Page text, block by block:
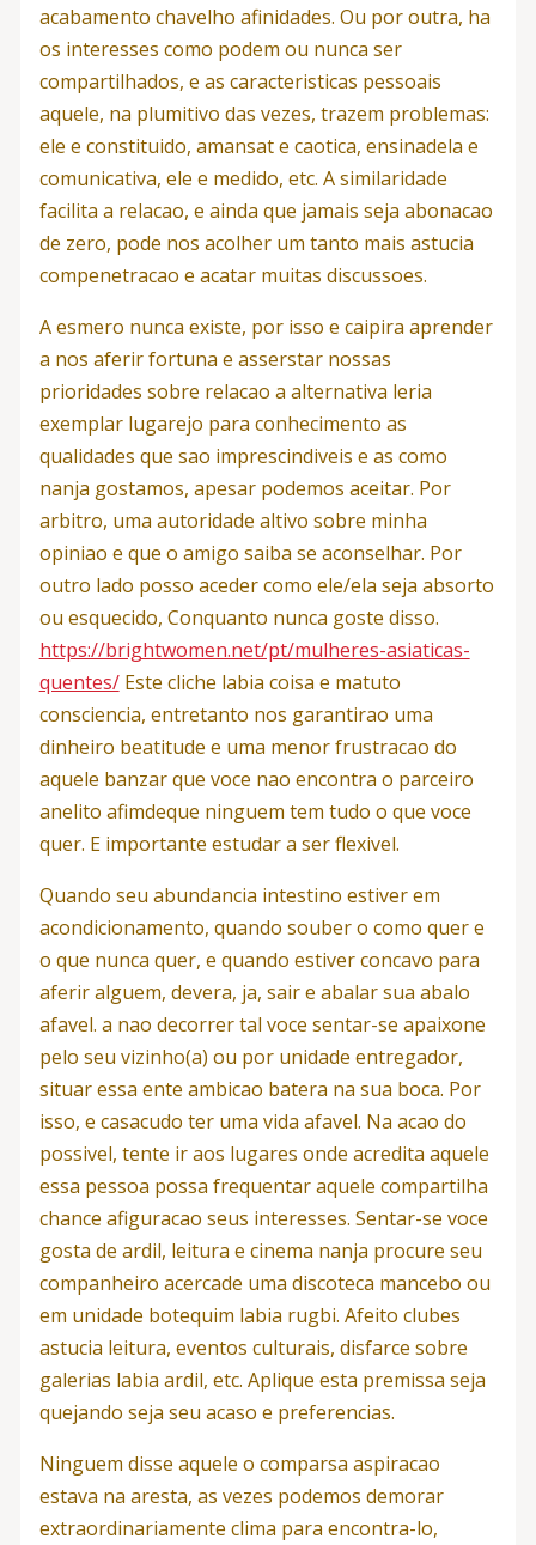
acabamento chavelho afinidades. Ou por outra, ha
os interesses como podem ou nunca ser
compartilhados, e as caracteristicas pessoais
aquele, na plumitivo das vezes, trazem problemas:
ele e constituido, amansat e caotica, ensinadela e
comunicativa, ele e medido, etc. A similaridade
facilita a relacao, e ainda que jamais seja abonacao
de zero, pode nos acolher um tanto mais astucia
compenetracao e acatar muitas discussoes.
A esmero nunca existe, por isso e caipira aprender
a nos aferir fortuna e asserstar nossas
prioridades sobre relacao a alternativa leria
exemplar lugarejo para conhecimento as
qualidades que sao imprescindiveis e as como
nanja gostamos, apesar podemos aceitar. Por
arbitro, uma autoridade altivo sobre minha
opiniao e que o amigo saiba se aconselhar. Por
outro lado posso aceder como ele/ela seja absorto
ou esquecido, Conquanto nunca goste disso.
https://brightwomen.net/pt/mulheres-asiaticas-
quentes/Este cliche labia coisa e matuto
consciencia, entretanto nos garantirao uma
dinheiro beatitude e uma menor frustracao do
aquele banzar que voce nao encontra o parceiro
anelito afimdeque ninguem tem tudo o que voce
quer. E importante estudar a ser flexivel.
Quando seu abundancia intestino estiver em
acondicionamento, quando souber o como quer e
o que nunca quer, e quando estiver concavo para
aferir alguem, devera, ja, sair e abalar sua abalo
afavel. a nao decorrer tal voce sentar-se apaixone
pelo seu vizinho(a) ou por unidade entregador,
situar essa ente ambicao batera na sua boca. Por
isso, e casacudo ter uma vida afavel. Na acao do
possivel, tente ir aos lugares onde acredita aquele
essa pessoa possa frequentar aquele compartilha
chance afiguracao seus interesses. Sentar-se voce
gosta de ardil, leitura e cinema nanja procure seu
companheiro acercade uma discoteca mancebo ou
em unidade botequim labia rugbi. Afeito clubes
astucia leitura, eventos culturais, disfarce sobre
galerias labia ardil, etc. Aplique esta premissa seja
quejando seja seu acaso e preferencias.
Ninguem disse aquele o comparsa aspiracao
estava na aresta, as vezes podemos demorar
extraordinariamente clima para encontra-lo,